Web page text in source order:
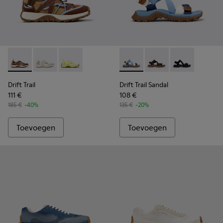
Drift Trail - K101034-005 - Bruine sneakers van textiel en
Drift Trail - K101034-004 - Beige en witte sneakers
Drift Trail - K101034-002 - Meerkleurige
Drift Trail
111 €
185 € -40%
Toevoegen
Drift Trail Sandal -
Drift Trail Sandal -
Drift Trail
Drift Trail Sandal
108 €
135 € -20%
Toevoegen